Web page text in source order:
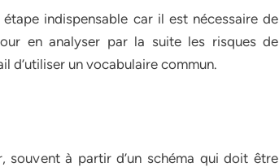
indispensable car il est nécessaire de
en analyser par la suite les risques de
d’utiliser un vocabulaire commun.
souvent à partir d’un schéma qui doit être